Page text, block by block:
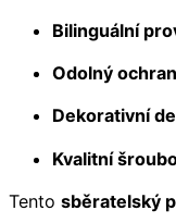
Bilinguální
Odolný
Dekorativní
Kvalitní
Tento sběratelský